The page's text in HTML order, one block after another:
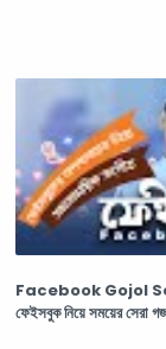
Facebook Gojol
ফেইসবুক নিয়ে সময়ের সেরা